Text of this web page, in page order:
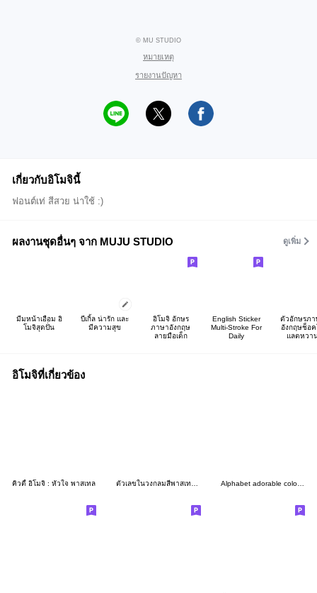
© MU STUDIO
หมายเหตุ
รายงานปัญหา
เกี่ยวกับอิโมจินี้
ฟอนต์เท่ สีสวย น่าใช้ :)
ผลงานชุดอื่นๆ จาก MUJU STUDIO ดูเพิ่ม
มีมหน้าเอือม อิ
โมจิสุดปั่น
บีเกิ้ล น่ารัก และ
มีความสุข
อิโมจิ อักษร
ภาษาอังกฤษ
ลายมือเด็ก
English Sticker
Multi-Stroke For
Daily
ตัวอักษรภา
อังกฤษช็อค
แลตหวา
อิโมจิที่เกี่ยวข้อง
คิวตี้ อิโมจิ : หัวใจ พาสเทล Alphabet adorable colorful funny 2